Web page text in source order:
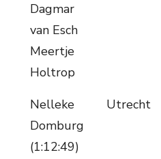
Dagmar
van Esch
Meertje
Holtrop
Nelleke
Domburg
(1:12:49)
Utrecht